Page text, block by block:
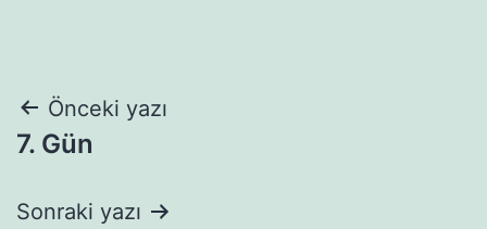
Yazı
gezinmesi
Önceki yazı
7. Gün
Sonraki yazı